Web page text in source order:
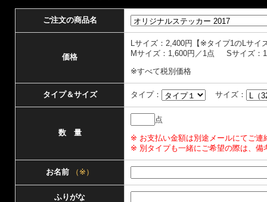
ご注文の商品名
価格
Lサイズ：2,400円【※タイプ1のLサイ
Mサイズ：1,600円／1点 Sサイズ：
※すべて税別価格
タイプ＆サイズ タイプ： サイズ：
数 量
点
※ お支払い金額は別途メールにてご連
※ 別タイプも一緒にご希望の際は、備
お名前 （※）
ふりがな